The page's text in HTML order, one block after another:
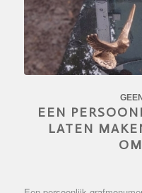
EEN
LATEN